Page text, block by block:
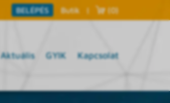
BELÉPÉS Butik | (0)
Aktuális GYIK Kapcsolat